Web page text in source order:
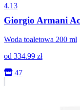
4.13
Giorgio Armani
Woda toaletowa 200 ml
od 334.99 zł
47